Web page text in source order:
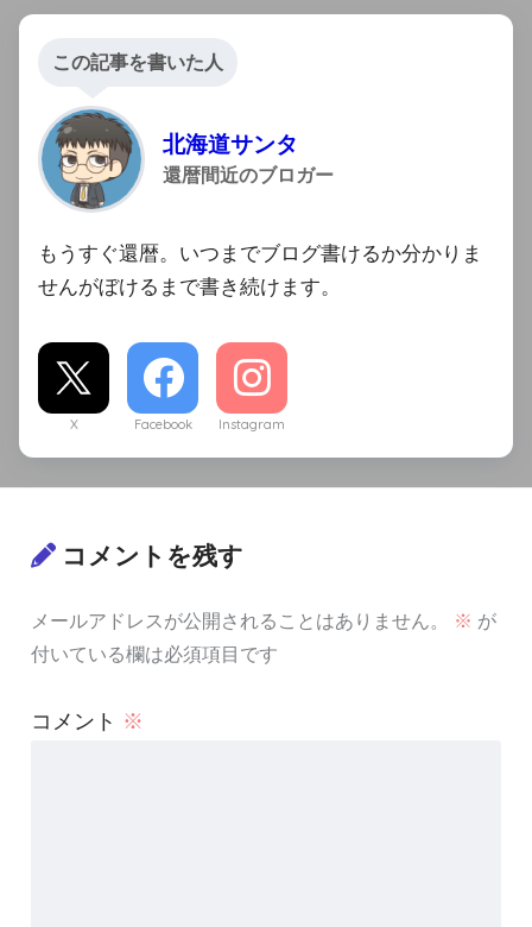
この記事を書いた人
北海道サンタ
還暦間近のブロガー
もうすぐ還暦。いつまでブログ書けるか分かりま
せんがぼけるまで書き続けます。
X Facebook Instagram
コメントを残す
メールアドレスが公開されることはありません。 ※ が
付いている欄は必須項目です
コメント ※